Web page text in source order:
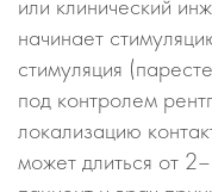
или клинический
начинает
стимуляция
под контролем
локализацию
может длиться от